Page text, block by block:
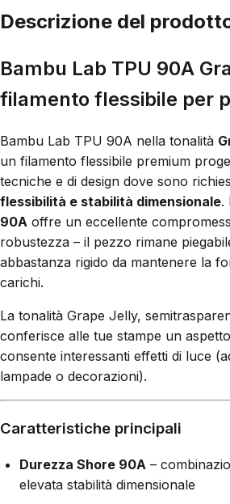
Descrizione del
Bambu Lab TPU 90A
filamento flessibile per
Bambu Lab TPU 90A nella tonalità
un filamento flessibile premium
tecniche e di design dove sono
flessibilità e stabilità dimensionale.
90A offre un eccellente
robustezza – il pezzo rimane
abbastanza rigido da mantenere la
carichi.
La tonalità Grape Jelly,
conferisce alle tue stampe un
consente interessanti effetti di luce
lampade o decorazioni).
Caratteristiche principali
Durezza Shore 90A –
elevata stabilità dimensionale